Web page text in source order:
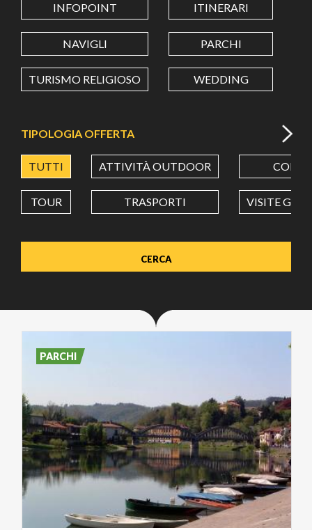
LONGITUDINE
Value in decimal degrees. Use dot (.) as decimal separator.
INFOPOINT ITINERARI
NAVIGLI PARCHI
TURISMO RELIGIOSO WEDDING
TIPOLOGIA OFFERTA
TUTTI ATTIVITÀ OUTDOOR CORSI
TOUR TRASPORTI VISITE
PARCHI